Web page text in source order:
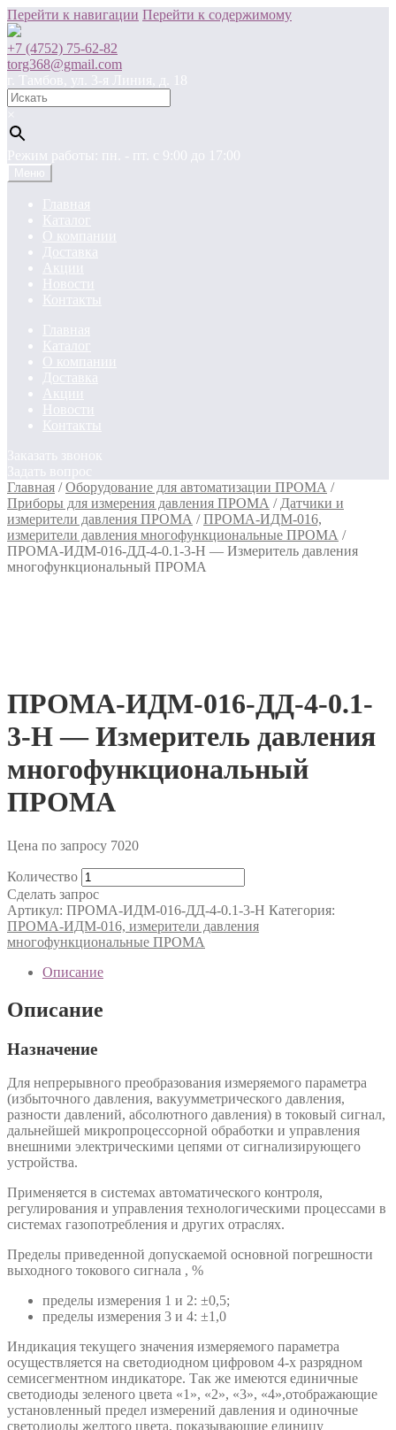
Перейти к навигации Перейти к содержимому
+7 (4752) 75-62-82
torg368@gmail.com
г. Тамбов, ул. 3-я Линия, д. 18
×
Режим работы: пн. - пт. c 9:00 до 17:00
Меню
Главная
Каталог
О компании
Доставка
Акции
Новости
Контакты
Главная
Каталог
О компании
Доставка
Акции
Новости
Контакты
Заказать звонок
Задать вопрос
Главная /Оборудование для автоматизации ПРОМА /
Приборы для измерения давления ПРОМА / Датчики и
измерители давления ПРОМА /ПРОМА-ИДМ-016,
измерители давления многофункциональные ПРОМА /
ПРОМА-ИДМ-016-ДД-4-0.1-3-Н — Измеритель давления
многофункциональный ПРОМА
ПРОМА-ИДМ-016-ДД-4-0.1-
3-Н — Измеритель давления
многофункциональный
ПРОМА
Цена по запросу 7020
Количество
Сделать запрос
Артикул: ПРОМА-ИДМ-016-ДД-4-0.1-3-Н Категория:
ПРОМА-ИДМ-016, измерители давления
многофункциональные ПРОМА
Описание
Описание
Назначение
Для непрерывного преобразования измеряемого параметра
(избыточного давления, вакуумметрического давления,
разности давлений, абсолютного давления) в токовый сигнал,
дальнейшей микропроцессорной обработки и управления
внешними электрическими цепями от сигнализирующего
устройства.
Применяется в системах автоматического контроля,
регулирования и управления технологическими процессами в
системах газопотребления и других отраслях.
Пределы приведенной допускаемой основной погрешности
выходного токового сигнала , %
пределы измерения 1 и 2: ±0,5;
пределы измерения 3 и 4: ±1,0
Индикация текущего значения измеряемого параметра
осуществляется на светодиодном цифровом 4-х разрядном
семисегментном индикаторе. Так же имеются единичные
светодиоды зеленого цвета «1», «2», «3», «4»,отображающие
установленный предел измерений давления и одиночные
светодиоды желтого цвета, показывающие единицу